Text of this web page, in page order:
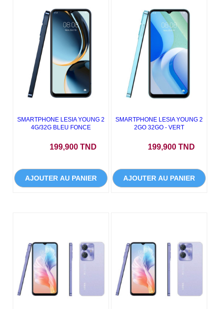
SMARTPHONE LESIA YOUNG 2
4G/32G BLEU FONCE
199,900 TND
AJOUTER AU PANIER
SMARTPHONE LESIA YOUNG 2
2GO 32GO - VERT
199,900 TND
AJOUTER AU PANIER